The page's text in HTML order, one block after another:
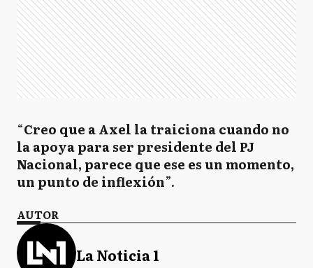
“Creo que a Axel la traiciona cuando no
la apoya para ser presidente del PJ
Nacional, parece que ese es un momento,
un punto de inflexión”.
AUTOR
La Noticia 1